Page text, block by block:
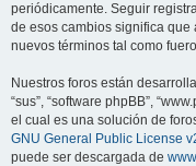
periódicamente. Seguir
de esos cambios significa
nuevos términos tal como
Nuestros foros están
“sus”, “software phpBB”,
el cual es una solución de
GNU General Public License
puede ser descargada de